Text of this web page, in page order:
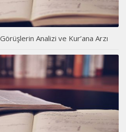
Analizi ve Kur’ana Arzı